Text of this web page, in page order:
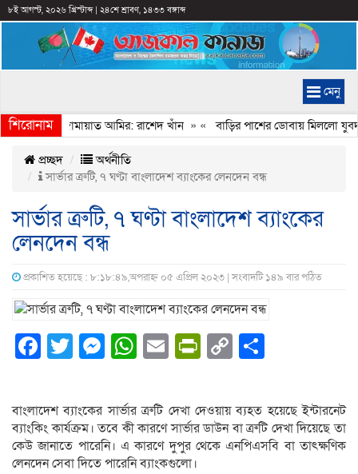
৮ই আগস্ট, ২০২৬ খ্রিস্টাব্দ| ২৪শে শ্রাবণ, ১৪৩৩ বঙ্গাব্দ
মেনু
শিরোনাম
করেন জামায়াত আমির: রাশেদ খাঁন» «বাড়ির পাশের ডোবায় মিললো
প্রচ্ছদ
অর্থনীতি
সার্ভার ত্রুটি, ৭ ঘণ্টা বাংলাদেশ ব্যাংকের লেনদেন বন্ধ
সার্ভার ত্রুটি, ৭ ঘণ্টা বাংলাদেশ ব্যাংকের
লেনদেন বন্ধ
প্রকাশিত হয়েছে : ৮:১৮:৪৯,অপরাহ্ন ০৫ এপ্রিল ২০২৩ | সংবাদটি ১৪৯ বার পঠিত
Facebook
Twitter
Messenger
WhatsApp
EmailPrintFriendly
Copy
বাংলাদেশ ব্যাংকের সার্ভার ত্রু‌টি দেখা দেওয়ায় ব্যহত হয়েছে ইন্টারনেট
ব্যাংকিং কার্যক্রম। তবে কী কারণে সার্ভার ডাউন বা ত্রু‌টি দেখা দিয়েছে তা
কেউ জানাতে পারে‌নি। এ কারণে দুপুর থেকে এনপিএসবি বা তাৎক্ষণিক
লেনদেন সেবা দিতে পারেনি ব্যাংকগু‌লো।